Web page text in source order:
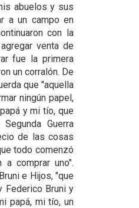
abuelos y sus
a un campo en
con la
venta de
fue la primera
un corralón. De
que "aquella
ningún papel,
y mi tío, que
Guerra
de las cosas
todo comenzó
comprar uno".
e Hijos, "que
Federico Bruni y
papá, mi tío, un